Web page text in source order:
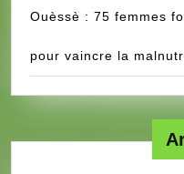
Ouèssè : 75 femmes
pour vaincre la